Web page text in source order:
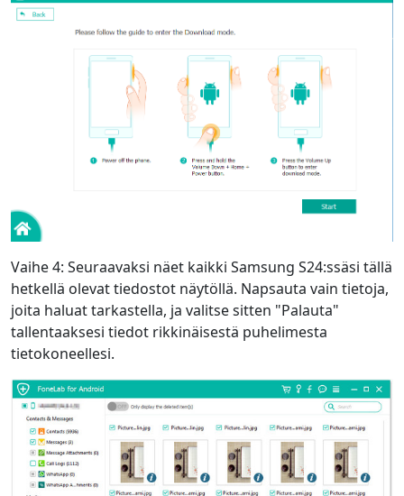
Vaihe 4: Seuraavaksi näet kaikki Samsung S24:ssäsi tällä
hetkellä olevat tiedostot näytöllä. Napsauta vain tietoja,
joita haluat tarkastella, ja valitse sitten "Palauta"
tallentaaksesi tiedot rikkinäisestä puhelimesta
tietokoneellesi.